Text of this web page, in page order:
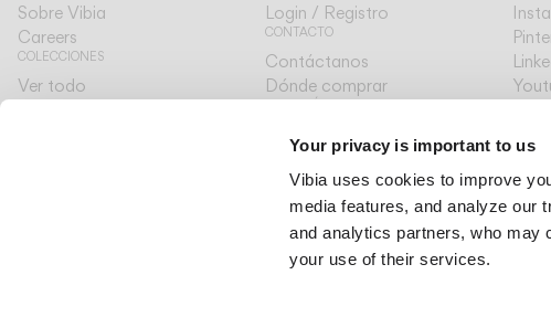
Your privacy is important to us
Vibia uses cookies to improve
media features, and analyze our
and analytics partners, who may
your use of their services.
Sobre Vibia
Careers
COLECCIONES
Ver todo
Login / Registro
CONTACTO
Contáctanos
Dónde comprar
A tu lado